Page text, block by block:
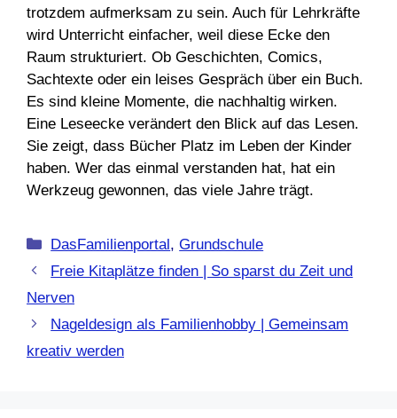
trotzdem aufmerksam zu sein. Auch für Lehrkräfte
wird Unterricht einfacher, weil diese Ecke den
Raum strukturiert. Ob Geschichten, Comics,
Sachtexte oder ein leises Gespräch über ein Buch.
Es sind kleine Momente, die nachhaltig wirken.
Eine Leseecke verändert den Blick auf das Lesen.
Sie zeigt, dass Bücher Platz im Leben der Kinder
haben. Wer das einmal verstanden hat, hat ein
Werkzeug gewonnen, das viele Jahre trägt.
Kategorien
DasFamilienportal,Grundschule
Freie Kitaplätze finden | So sparst du Zeit und
Nerven
Nageldesign als Familienhobby | Gemeinsam
kreativ werden